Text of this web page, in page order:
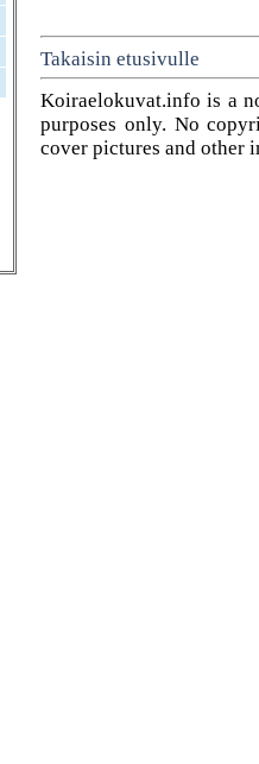
Takaisin etusivulle
Koiraelokuvat.info is a
purposes only. No
cover pictures and other